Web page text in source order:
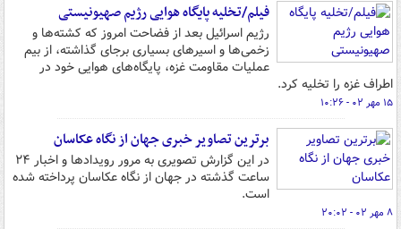
فیلم/تخلیه پایگاه هوایی رژیم صهیونیستی
رژیم اسرائیل بعد از فضاحت امروز که کشته‌ها و
زخمی‌ها و اسیرهای بسیاری برجای گذاشته، از بیم
عملیات مقاومت غزه، پایگاه‌های هوایی خود در
اطراف غزه را تخلیه کرد.
۱۵ مهر ۰۲ - ۱۰:۲۶
برترین تصاویر خبری جهان از نگاه عکاسان
در این گزارش تصویری به مرور رویدادها و اخبار ۲۴
ساعت گذشته در جهان از نگاه عکاسان پرداخته شده
است.
۸ مهر ۰۲ - ۲۰:۰۲